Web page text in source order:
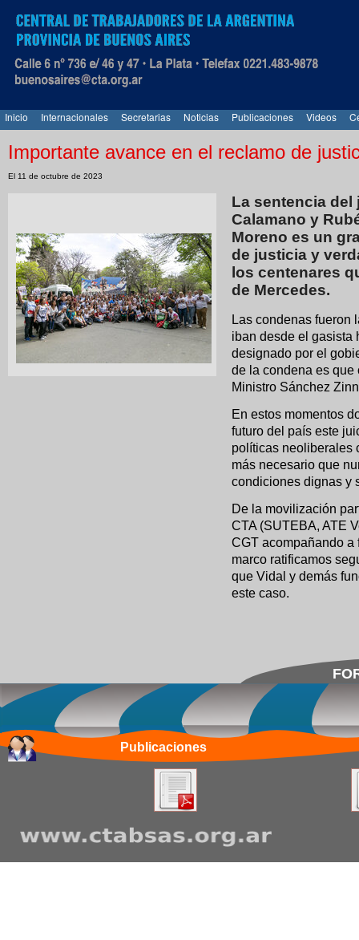
Inicio Internacionales Secretarias Noticias Publicaciones Videos
Importante avance en el reclamo de
El 11 de octubre de 2023
La sentencia del
Calamano y
Moreno es un
de justicia y
los centenares
de Mercedes.
Las condenas fueron
iban desde el gasista
designado por el
de la condena es
Ministro Sánchez
En estos momentos
futuro del país este
políticas neoliberales
más necesario que
condiciones dignas y
De la movilización
CTA (SUTEBA, ATE
CGT acompañando a
marco ratificamos
que Vidal y demás
este caso.
Publicaciones